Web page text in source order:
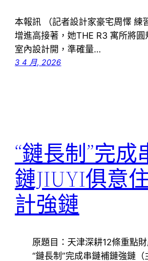
本報訊 （記者設計家豪宅周懌 練
增進高接著，她THE R3 寓所將圓
室內設計開，準確量…
3 4 月, 2026
“鏈長制”完成
鏈JIUYI俱意
計強鏈
原題目：天津深耕12條重點財
“鏈長制”完成串鏈補鏈強鏈